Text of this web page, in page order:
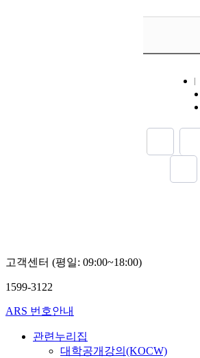
고객센터 (평일: 09:00~18:00)
1599-3122
ARS 번호안내
관련누리집
대학공개강의(KOCW)